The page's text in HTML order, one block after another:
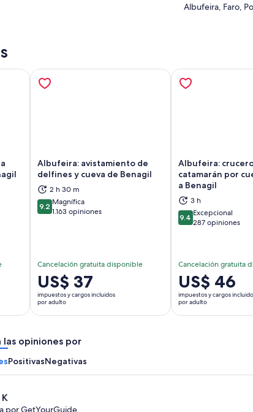
Albufeira, Faro,
en una nueva pestaña
Albufeira: avistamiento de
delfines y cueva de Benagil
2 h 30 m
9.29.2 de 10
Magnífica
1.163 opiniones
Cancelación gratuita disponible
El
precio
es
de
por
US$ 37
impuestos y cargos incluidos
por adulto
Se abrirá en una nueva pestaña
Albufeira:
catamarán por
a Benagil
3 h
9.49.4 de 10
Excepcional
287 opiniones
Cancelación gratuita
El
precio
es
de
US$ 46
impuestos y cargos
por adulto
las opiniones por
PositivasNegativas
por GetYourGuide